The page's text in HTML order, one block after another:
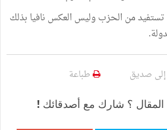
من الحزب وليس العكس نافيا بذلك
صديق طباعة
؟ شارك مع أصدقائك !